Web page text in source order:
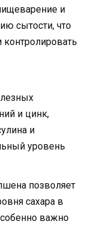
и
сытости, что
контролировать
и цинк,
и
уровень
позволяет
сахара в
важно